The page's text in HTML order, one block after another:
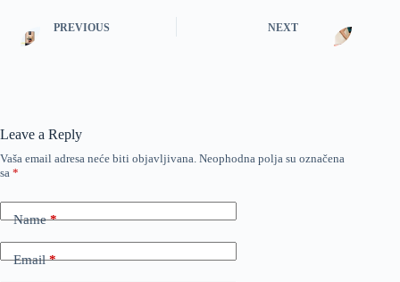
PREVIOUS NEXT
Leave a Reply
Vaša email adresa neće biti objavljivana. Neophodna polja su označena
sa *
Name*
Email*